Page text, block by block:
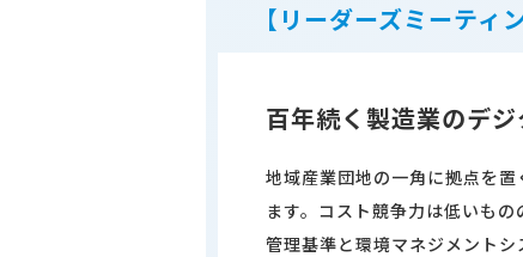
【リーダーズミーティ
百年続く製造業のデ
地域産業団地の一角に拠点を
ます。コスト競争力は低いも
管理基準と環境マネジメントシ